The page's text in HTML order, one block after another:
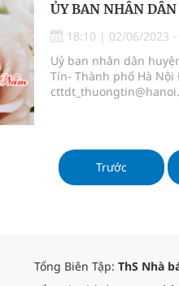
ỦY BAN NHÂN
18:10 | 02/06/2023
Uỷ ban nhân dân
Tín- Thành phố Hà Nội
Trước
Tổng Biên Tập: ThS Nhà